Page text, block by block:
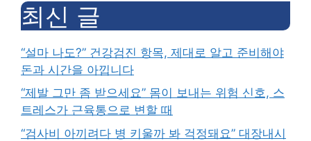
최신 글
“설마 나도?” 건강검진 항목, 제대로 알고 준비해야
돈과 시간을 아낍니다
“제발 그만 좀 받으세요” 몸이 보내는 위험 신호, 스
트레스가 근육통으로 변할 때
“검사비 아끼려다 병 키울까 봐 걱정돼요” 대장내시